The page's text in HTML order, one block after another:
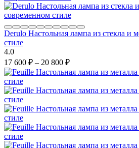
Derulo Настольная лампа из стекла и
стиле
4.0
17 600 ₽ – 20 800 ₽